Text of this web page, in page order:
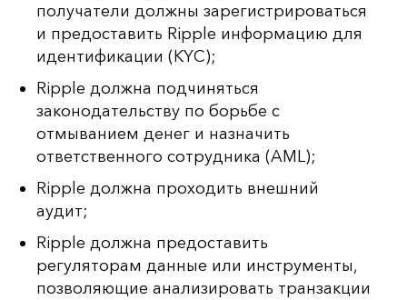
получатели должны зарегистрироваться
и предоставить Ripple информацию для
идентификации (KYC);
Ripple должна подчиняться
законодательству по борьбе с
отмыванием денег и назначить
ответственного сотрудника (AML);
Ripple должна проходить внешний
аудит;
Ripple должна предоставить
регуляторам данные или инструменты,
позволяющие анализировать транзакции